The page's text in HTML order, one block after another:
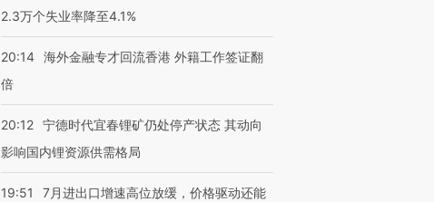
2.3万个失业率降至4.1%
20:14 海外金融专才回流香港 外籍工作签证翻
倍
20:12 宁德时代宜春锂矿仍处停产状态 其动向
影响国内锂资源供需格局
19:51
7月进出口增速高位放缓，价格驱动还能